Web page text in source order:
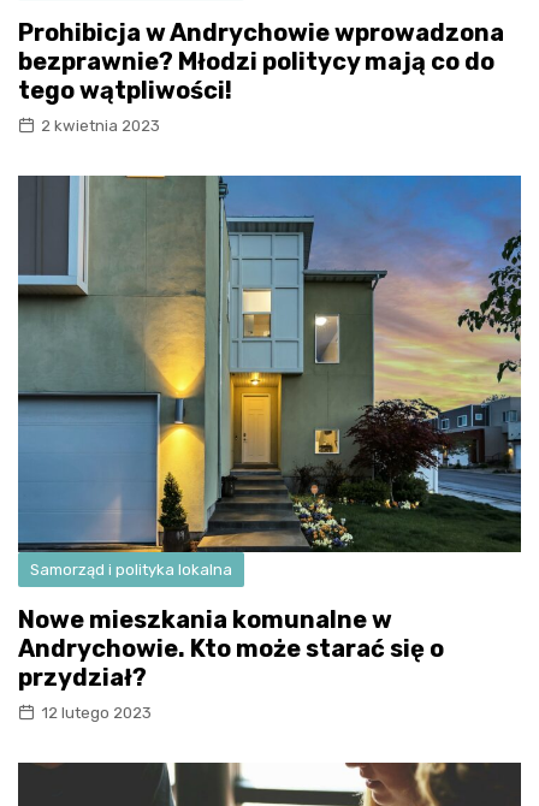
Prohibicja w Andrychowie wprowadzona
bezprawnie? Młodzi politycy mają co do
tego wątpliwości!
2 kwietnia 2023
Samorząd i polityka lokalna
Nowe mieszkania komunalne w
Andrychowie. Kto może starać się o
przydział?
12 lutego 2023